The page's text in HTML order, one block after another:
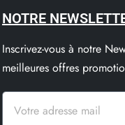
NOTRE
Inscrivez-vous à notre
meilleures offres